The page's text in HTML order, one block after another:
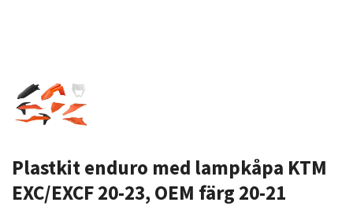
Plastkit enduro med lampkåpa KTM
EXC/EXCF 20-23, OEM färg 20-21